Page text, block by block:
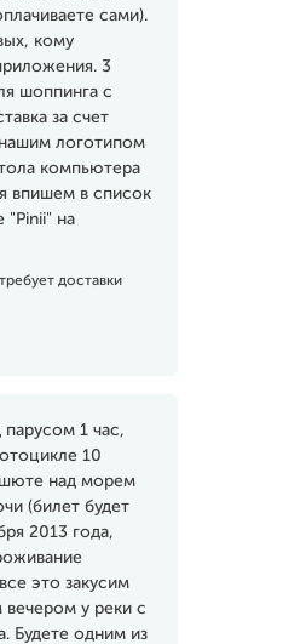
сами).
кому
3
шоппинга с
за счет
логотипом
компьютера
впишем в список
"Pinii" на
доставки
парусом 1 час,
10
над морем
(билет будет
2013 года,
это закусим
у реки с
Будете одним из